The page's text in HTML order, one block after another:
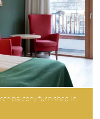
balcony furnished in